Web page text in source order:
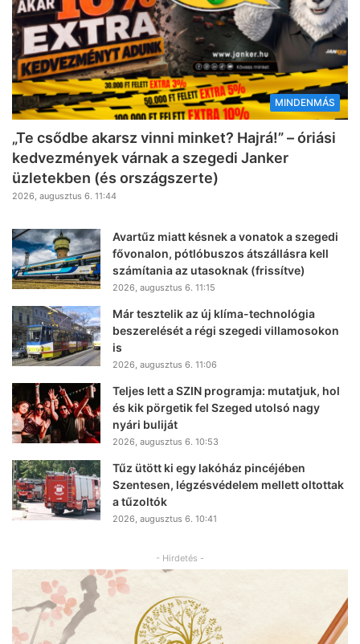
MINDENMÁS
„Te csődbe akarsz vinni minket? Hajrá!” – óriási
kedvezmények várnak a szegedi Janker
üzletekben (és országszerte)
2026, augusztus 6. 11:44
Avartűz miatt késnek a vonatok a szegedi
fővonalon, pótlóbuszos átszállásra kell
számítania az utasoknak (frissítve)
2026, augusztus 6. 11:15
Már tesztelik az új klíma-technológia
beszerelését a régi szegedi villamosokon
is
2026, augusztus 6. 11:06
Teljes lett a SZIN programja: mutatjuk, hol
és kik pörgetik fel Szeged utolsó nagy
nyári buliját
2026, augusztus 6. 10:53
Tűz ütött ki egy lakóház pincéjében
Szentesen, légzésvédelem mellett oltottak
a tűzoltók
2026, augusztus 6. 10:41
- Hirdetés -